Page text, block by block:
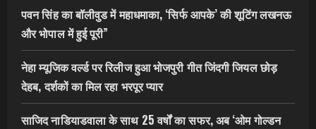
पवन सिंह का बॉलीवुड में महाधमाका, ‘सिर्फ आपके’ की शूटिंग लखनऊ
और भोपाल में हुई पूरी”
नेहा म्यूजिक वर्ल्ड पर रिलीज हुआ भोजपुरी गीत जिंदगी जियल छोड़
देहब, दर्शकों का मिल रहा भरपूर प्यार
साजिद नाडियाडवाला के साथ 25 वर्षों का सफर, अब ‘ओम गोल्डन